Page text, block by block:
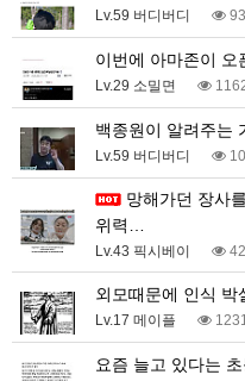
Lv.59 버디버디
이번에 아마존이 오
Lv.29 소밀면
백종원이 알려주는
Lv.59 버디버디
위력…
Lv.43 픽시베이
외모때문에 인식 박
Lv.17 메이플
요즘 늘고 있다는